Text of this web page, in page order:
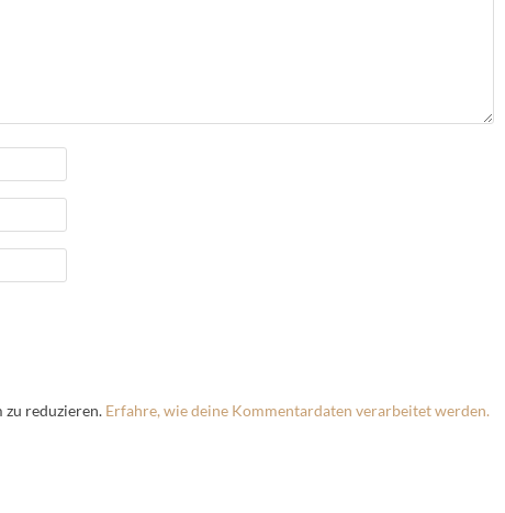
zu reduzieren. Erfahre, wie deine Kommentardaten verarbeitet werden.